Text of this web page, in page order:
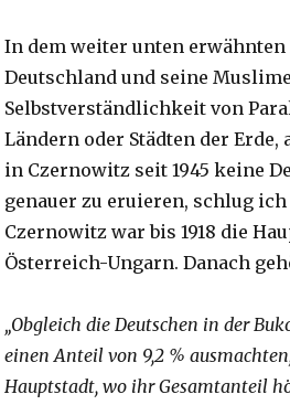
In dem weiter unten erwähnten
Deutschland und seine
Selbstverständlichkeit von
Ländern oder Städten der Erde,
in Czernowitz seit 1945 keine
genauer zu eruieren, schlug
Czernowitz war bis 1918 die
Österreich-Ungarn. Danach
„Obgleich die Deutschen in der
einen Anteil von 9,2 %
Hauptstadt, wo ihr Gesamtanteil